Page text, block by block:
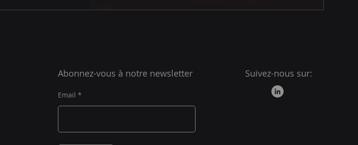
Abonnez-vous à notre newsletter
Email
Suivez-nous sur: